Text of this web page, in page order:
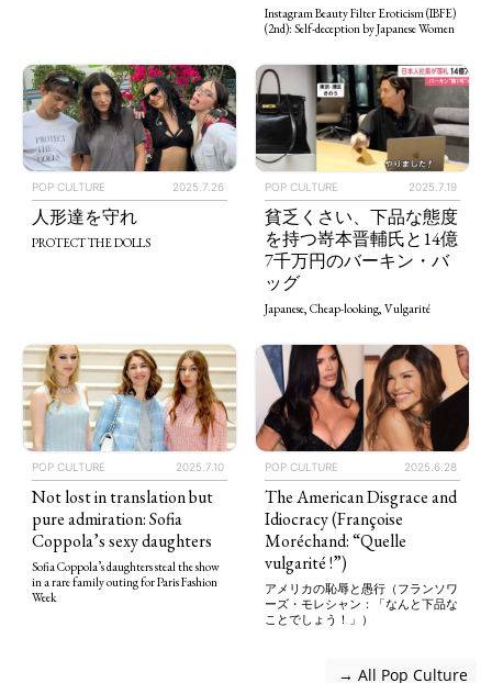
Instagram Beauty Filter Eroticism (IBFE)
(2nd): Self-deception by Japanese Women
POP CULTURE 2025.7.26
人形達を守れ
PROTECT THE DOLLS
POP CULTURE 2025.7.19
貧乏くさい、下品な態度
を持つ嵜本晋輔氏と14億
7千万円のバーキン・バ
ッグ
Japanese, Cheap-looking, Vulgarité
POP CULTURE 2025.7.10
Not lost in translation but
pure admiration: Sofia
Coppola’s sexy daughters
Sofia Coppola’s daughters steal the show
in a rare family outing for Paris Fashion
Week
POP CULTURE 2025.6.28
The American Disgrace and
Idiocracy (Françoise
Moréchand: “Quelle
vulgarité !”)
アメリカの恥辱と愚行（フランソワ
ーズ・モレシャン：「なんと下品な
ことでしょう！」）
→ All Pop Culture